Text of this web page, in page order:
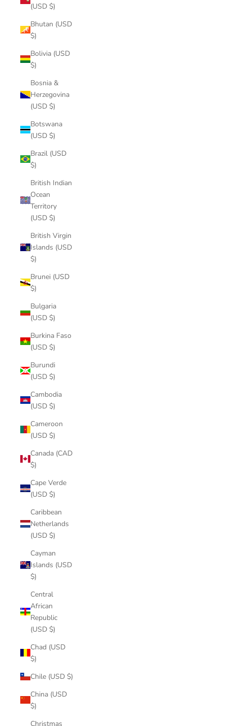
(USD $)
Bhutan (USD
$)
Bolivia (USD
$)
Bosnia &
Herzegovina
(USD $)
Botswana
(USD $)
Brazil (USD
$)
British Indian
Ocean
Territory
(USD $)
British Virgin
Islands (USD
$)
Brunei (USD
$)
Bulgaria
(USD $)
Burkina Faso
(USD $)
Burundi
(USD $)
Cambodia
(USD $)
Cameroon
(USD $)
Canada (CAD
$)
Cape Verde
(USD $)
Caribbean
Netherlands
(USD $)
Cayman
Islands (USD
$)
Central
African
Republic
(USD $)
Chad (USD
$)
Chile (USD $)
China (USD
$)
Christmas